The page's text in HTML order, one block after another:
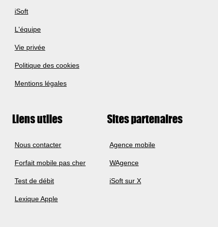
iSoft
L'équipe
Vie privée
Politique des cookies
Mentions légales
Liens utiles
Nous contacter
Forfait mobile pas cher
Test de débit
Lexique Apple
Sites partenaires
Agence mobile
WAgence
iSoft sur X